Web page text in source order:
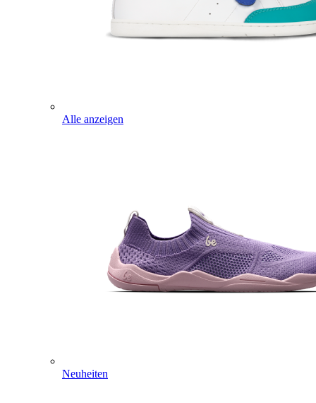
Alle anzeigen
Neuheiten